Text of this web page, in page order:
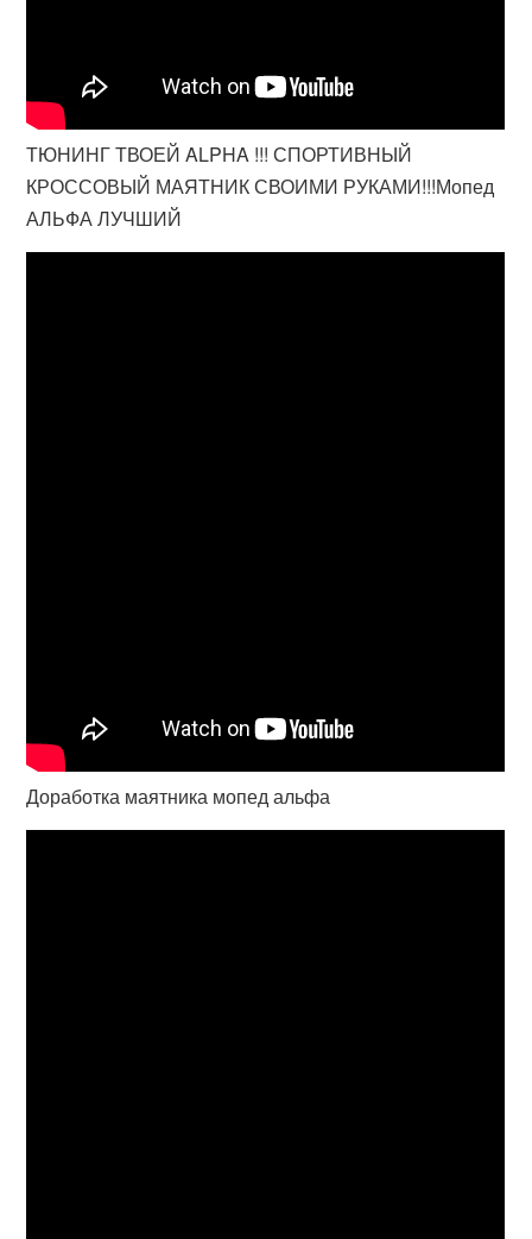
ТЮНИНГ ТВОЕЙ ALPHA !!! СПОРТИВНЫЙ
КРОССОВЫЙ МАЯТНИК СВОИМИ РУКАМИ!!!Мопед
АЛЬФА ЛУЧШИЙ
Доработка маятника мопед альфа